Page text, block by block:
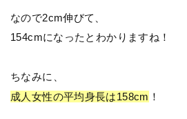
なので2cm伸びて、
154cmになったとわかりますね！
ちなみに、
成人女性の平均身長は158cm ！